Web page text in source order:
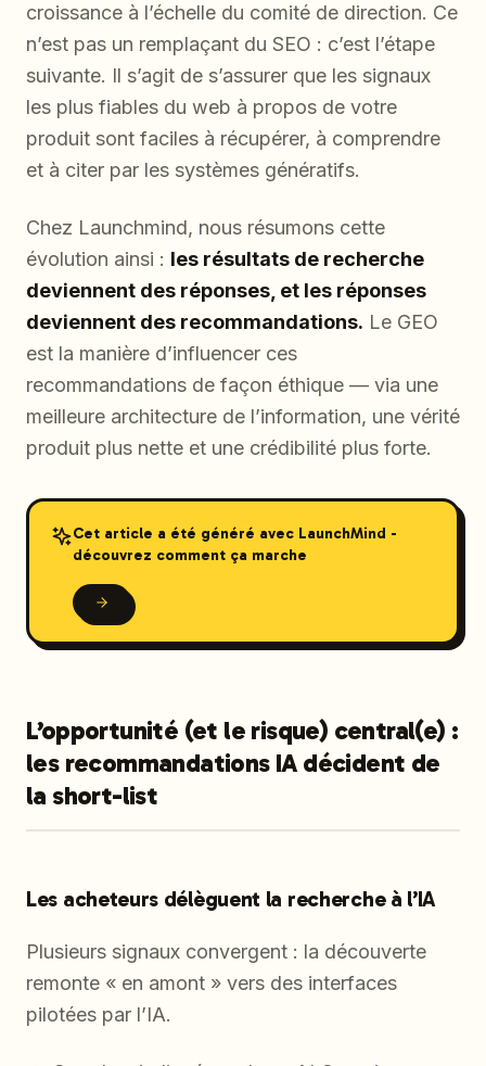
croissance à l’échelle du comité de direction. Ce
n’est pas un remplaçant du SEO : c’est l’étape
suivante. Il s’agit de s’assurer que les signaux
les plus fiables du web à propos de votre
produit sont faciles à récupérer, à comprendre
et à citer par les systèmes génératifs.
Chez Launchmind, nous résumons cette
évolution ainsi : les résultats de recherche
deviennent des réponses, et les réponses
deviennent des recommandations. Le GEO
est la manière d’influencer ces
recommandations de façon éthique — via une
meilleure architecture de l’information, une vérité
produit plus nette et une crédibilité plus forte.
Cet article a été généré avec LaunchMind -
découvrez comment ça marche
L’opportunité (et le risque) central(e) :
les recommandations IA décident de
la short-list
Les acheteurs délèguent la recherche à l’IA
Plusieurs signaux convergent : la découverte
remonte « en amont » vers des interfaces
pilotées par l’IA.